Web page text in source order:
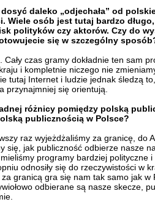
daleko „odjechała” od
Wiele osób jest tutaj bardzo
polityków czy aktorów. Czy do
się w szczególny
Cały czas gramy dokładnie ten sam
i kompletnie niczego nie
tutaj Internet i ludzie jednak śledzą
przynajmniej się orientują.
różnicy pomiędzy polską
publicznością w Polsce?
raz wyjeżdżaliśmy za granicę, do
się, jak publiczność odbierze nasze
programy bardziej polityczne i
odnosiły się do rzeczywistości w
za granicą gra się nam tak samo jak w
odbierane są nasze skecze,